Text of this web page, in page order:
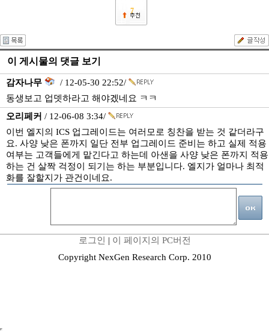
7
이 게시물의 댓글 보기
감자나무
/ 12-05-30 22:52/
동생보고 업뎃하라고 해야겠네요 ㅋㅋ
오리페커 / 12-06-08 3:34/
이번 엘지의 ICS 업그레이드는 여러모로 칭찬을 받는 것 같더라구
요. 사양 낮은 폰까지 일단 전부 업그레이드 준비는 하고 실제 적용
여부는 고객들에게 맡긴다고 하는데 아샌을 사양 낮은 폰까지 적용
하는 건 살짝 걱정이 되기는 하는 부분입니다. 엘지가 얼마나 최적
화를 잘할지가 관건이네요.
로그인 | 이 페이지의 PC버전
Copyright NexGen Research Corp. 2010